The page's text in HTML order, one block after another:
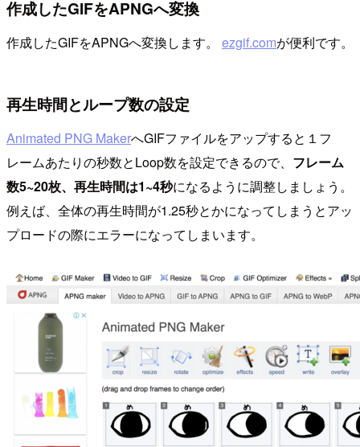
作成したGIFをAPNGへ変換
作成したGIFをAPNGへ変換します。 ezgif.comが便利です。
再生時間とループ数の設定
Animated PNG MakerへGIFファイルをアップすると１フ
レームあたりの秒数とLoop数を設定できるので、 フレーム
数5~20枚、再生時間は1~4秒になるように調整しましょう。
例えば、全体の再生時間が1.25秒とかになってしまうとアッ
プロードの際にエラーになってしまいます。